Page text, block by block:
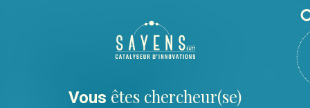
Vous êtes chercheur(se)